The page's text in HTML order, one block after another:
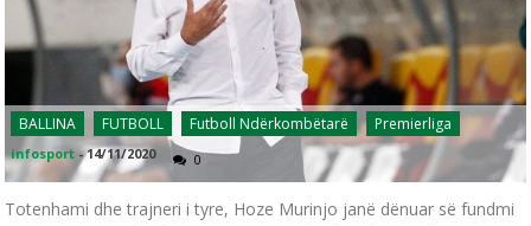
BALLINA FUTBOLL Futboll Ndërkombëtarë Premierliga
infosport -14/11/2020 0
Totenhami dhe trajneri i tyre, Hoze Murinjo janë dënuar së fundmi